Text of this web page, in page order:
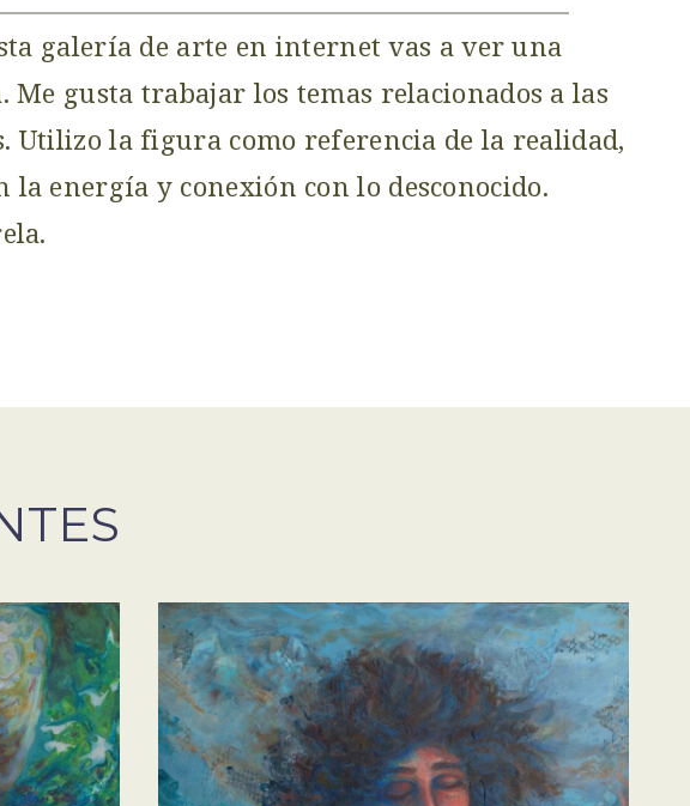
galería de arte en internet vas a ver una
gusta trabajar los temas relacionados a las
la figura como referencia de la realidad,
energía y conexión con lo desconocido.